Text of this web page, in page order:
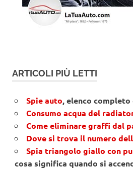
ARTICOLI PIÙ LETTI
Spie auto, elenco
Consumo acqua del
Come eliminare graffi dal
Dove si trova il numero
Spia triangolo giallo con
cosa significa quando si